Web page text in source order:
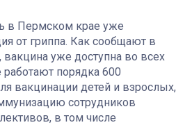
в Пермском крае уже
от гриппа. Как сообщают в
уже доступна во всех
порядка 600
вакцинации детей и взрослых,
сотрудников
в том числе